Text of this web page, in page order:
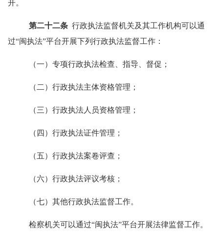
开。
第二十二条 行政执法监督机关及其工作机构可以通
过“闽执法”平台开展下列行政执法监督工作：
（一）专项行政执法检查、指导、督促；
（二）行政执法主体资格管理；
（三）行政执法人员资格管理；
（四）行政执法证件管理；
（五）行政执法案卷评查；
（六）行政执法评议考核；
（七）其他行政执法监督工作。
检察机关可以通过“闽执法”平台开展法律监督工作。